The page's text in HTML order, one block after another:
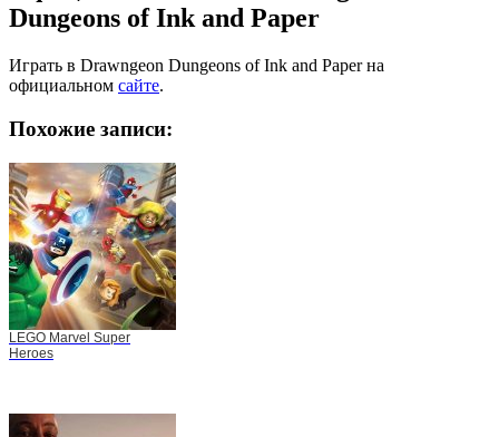
Dungeons of Ink and Paper
Играть в Drawngeon Dungeons of Ink and Paper на
официальном сайте.
Похожие записи:
LEGO Marvel Super
Heroes